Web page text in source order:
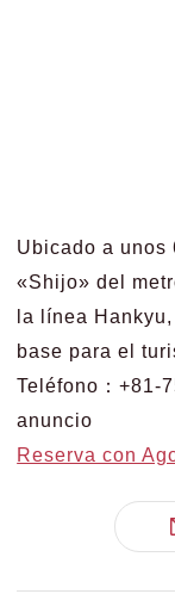
Ubicado a unos
«Shijo» del
la línea
base para el
Teléfono：+81-
anuncio
Reserva con